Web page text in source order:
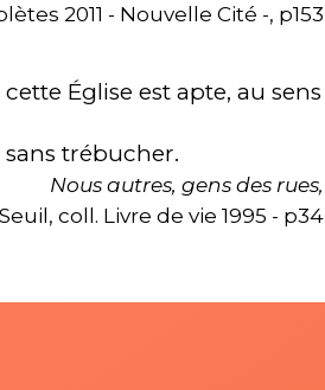
2011 - Nouvelle Cité -, p153
Église est apte, au sens
trébucher.
Nous autres, gens des rues,
Seuil, coll. Livre de vie 1995 - p34